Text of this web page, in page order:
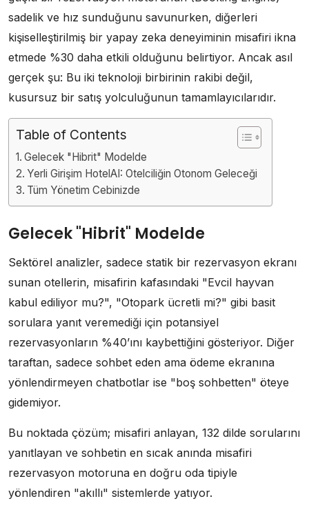
sadelik ve hız sunduğunu savunurken, diğerleri
kişiselleştirilmiş bir yapay zeka deneyiminin misafiri ikna
etmede %30 daha etkili olduğunu belirtiyor. Ancak asıl
gerçek şu: Bu iki teknoloji birbirinin rakibi değil,
kusursuz bir satış yolculuğunun tamamlayıcılarıdır.
Table of Contents
Gelecek "Hibrit" Modelde
Yerli Girişim HotelAI: Otelciliğin Otonom Geleceği
Tüm Yönetim Cebinizde
Gelecek "Hibrit" Modelde
Sektörel analizler, sadece statik bir rezervasyon ekranı
sunan otellerin, misafirin kafasındaki "Evcil hayvan
kabul ediliyor mu?", "Otopark ücretli mi?" gibi basit
sorulara yanıt veremediği için potansiyel
rezervasyonların %40’ını kaybettiğini gösteriyor. Diğer
taraftan, sadece sohbet eden ama ödeme ekranına
yönlendirmeyen chatbotlar ise "boş sohbetten" öteye
gidemiyor.
Bu noktada çözüm; misafiri anlayan, 132 dilde sorularını
yanıtlayan ve sohbetin en sıcak anında misafiri
rezervasyon motoruna en doğru oda tipiyle
yönlendiren "akıllı" sistemlerde yatıyor.